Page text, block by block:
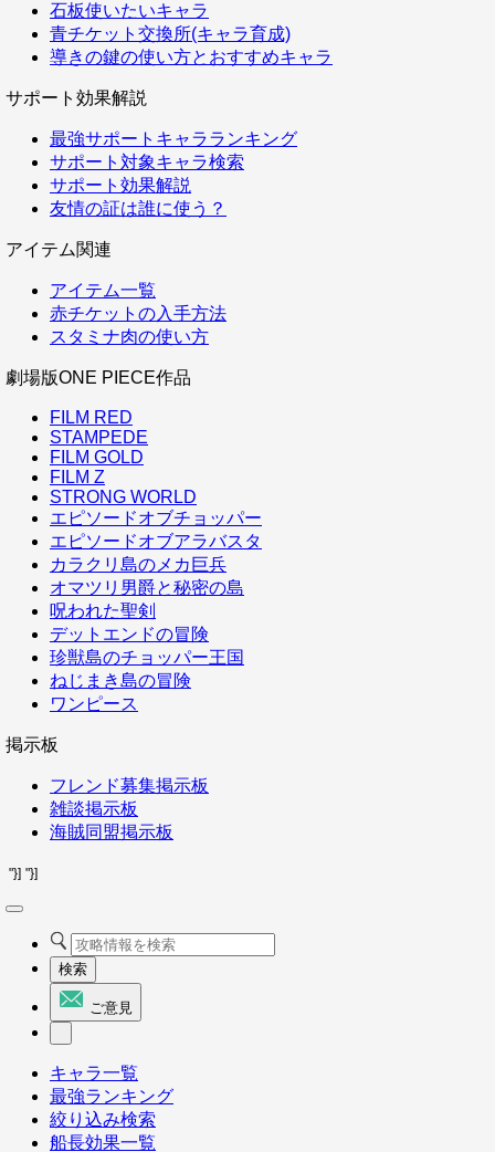
石板使いたいキャラ
青チケット交換所(キャラ育成)
導きの鍵の使い方とおすすめキャラ
サポート効果解説
最強サポートキャラランキング
サポート対象キャラ検索
サポート効果解説
友情の証は誰に使う？
アイテム関連
アイテム一覧
赤チケットの入手方法
スタミナ肉の使い方
劇場版ONE PIECE作品
FILM RED
STAMPEDE
FILM GOLD
FILM Z
STRONG WORLD
エピソードオブチョッパー
エピソードオブアラバスタ
カラクリ島のメカ巨兵
オマツリ男爵と秘密の島
呪われた聖剣
デットエンドの冒険
珍獣島のチョッパー王国
ねじまき島の冒険
ワンピース
掲示板
フレンド募集掲示板
雑談掲示板
海賊同盟掲示板
"}] "}]
検索
ご意見
キャラ一覧
最強ランキング
絞り込み検索
船長効果一覧